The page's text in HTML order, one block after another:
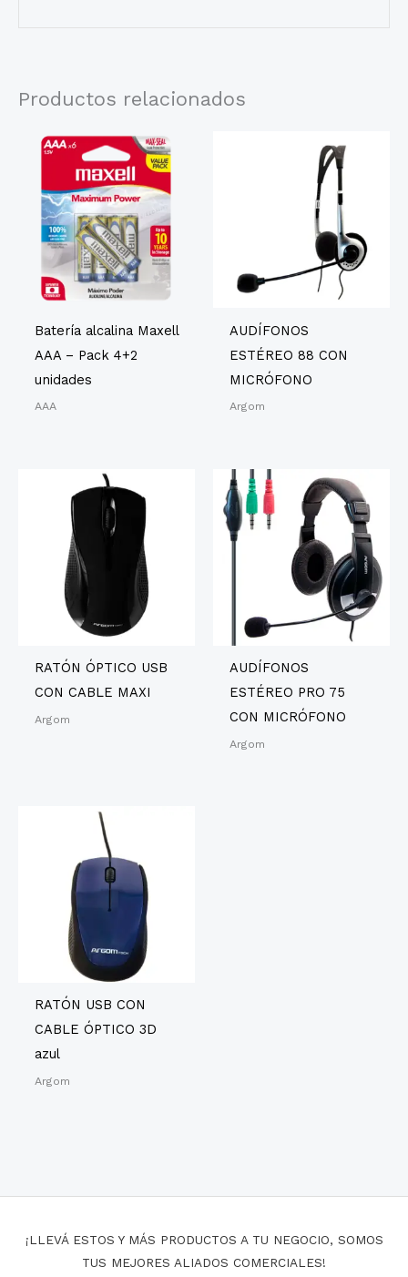
Productos relacionados
Batería alcalina Maxell
AAA – Pack 4+2
unidades
AAA
AUDÍFONOS
ESTÉREO 88 CON
MICRÓFONO
Argom
RATÓN ÓPTICO USB
CON CABLE MAXI
Argom
AUDÍFONOS
ESTÉREO PRO 75
CON MICRÓFONO
Argom
RATÓN USB CON
CABLE ÓPTICO 3D
azul
Argom
¡LLEVÁ ESTOS Y MÁS PRODUCTOS A TU NEGOCIO, SOMOS
TUS MEJORES ALIADOS COMERCIALES!